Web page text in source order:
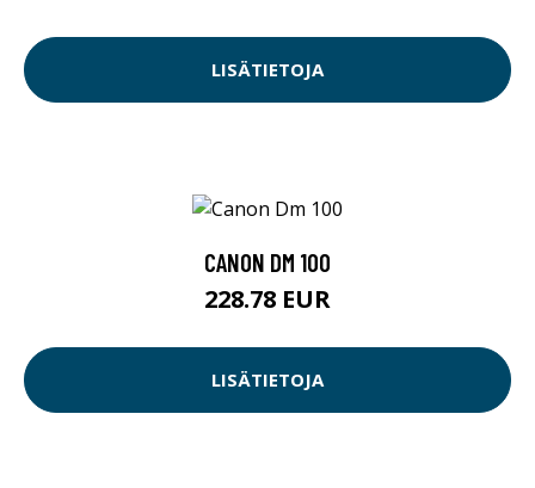
LISÄTIETOJA
CANON DM 100
228.78 EUR
LISÄTIETOJA